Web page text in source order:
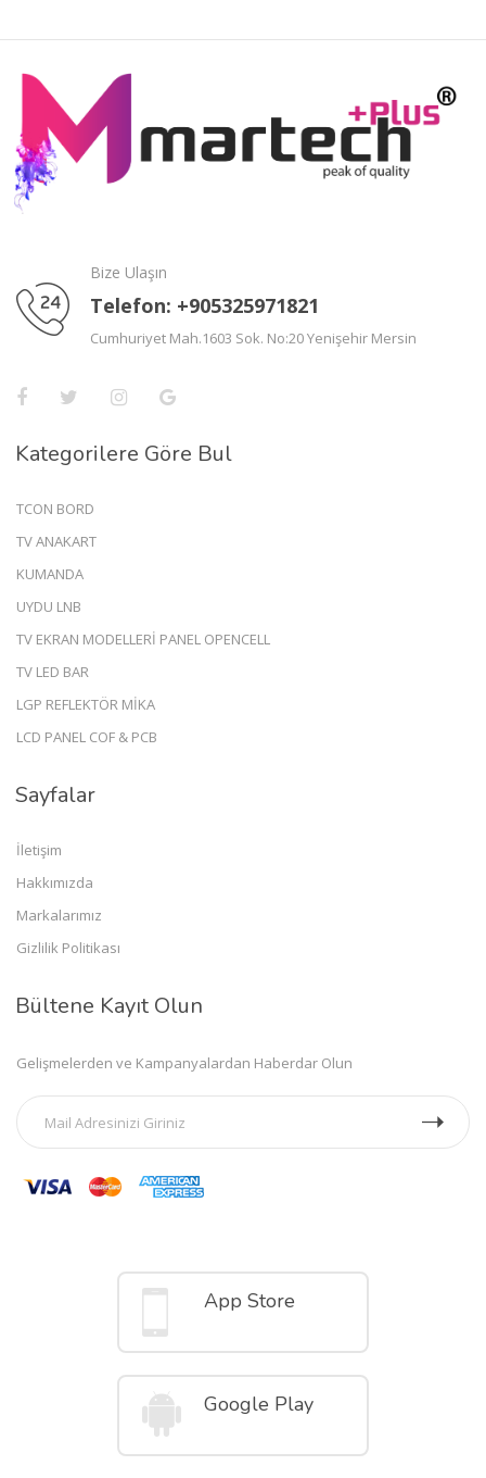
Bize Ulaşın
Telefon: +905325971821
Cumhuriyet Mah.1603 Sok. No:20 Yenişehir Mersin
Kategorilere Göre Bul
TCON BORD
TV ANAKART
KUMANDA
UYDU LNB
TV EKRAN MODELLERİ PANEL OPENCELL
TV LED BAR
LGP REFLEKTÖR MİKA
LCD PANEL COF & PCB
Sayfalar
İletişim
Hakkımızda
Markalarımız
Gizlilik Politikası
Bültene Kayıt Olun
Gelişmelerden ve Kampanyalardan Haberdar Olun
App Store
Google Play